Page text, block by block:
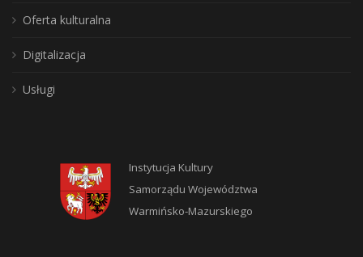
Oferta kulturalna
Digitalizacja
Usługi
Instytucja Kultury
Samorządu Województwa
Warmińsko-Mazurskiego